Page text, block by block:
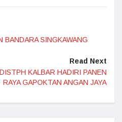
BANDARA SINGKAWANG
Read Next
KALBAR HADIRI PANEN
RAYA GAPOKTAN ANGAN JAYA